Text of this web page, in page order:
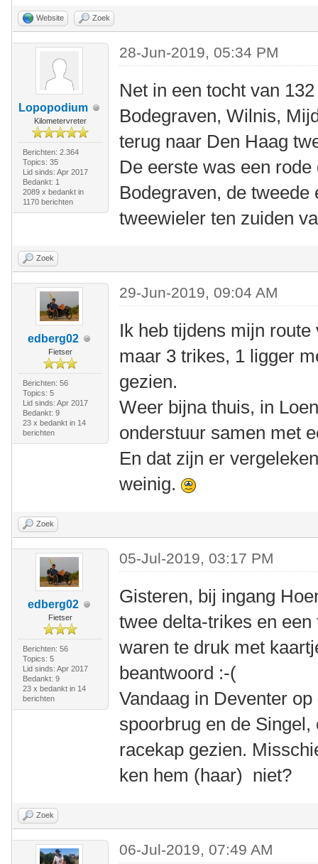
Website Zoek
Lopopodium
Kilometervreter
Berichten: 2.364
Topics: 35
Lid sinds: Apr 2017
Bedankt: 1
2089 x bedankt in
1170 berichten
28-Jun-2019, 05:34 PM
Net in een tocht van
Bodegraven, Wilnis,
terug naar Den Haag
De eerste was een
Bodegraven, de
tweewieler ten zuiden
Zoek
edberg02
Fietser
Berichten: 56
Topics: 5
Lid sinds: Apr 2017
Bedankt: 9
23 x bedankt in 14
berichten
29-Jun-2019, 09:04 AM
Ik heb tijdens mijn
maar 3 trikes, 1 ligger
gezien.
Weer bijna thuis, in
onderstuur samen met
En dat zijn er
weinig.
Zoek
edberg02
Fietser
Berichten: 56
Topics: 5
Lid sinds: Apr 2017
Bedankt: 9
23 x bedankt in 14
berichten
05-Jul-2019, 03:17 PM
Gisteren, bij ingang
twee delta-trikes en
waren te druk met
beantwoord :-(
Vandaag in Deventer
spoorbrug en de
racekap gezien.
ken hem (haar) niet?
Zoek
06-Jul-2019, 07:49 AM